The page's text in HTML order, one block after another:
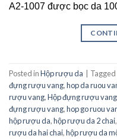
A2-1007 được bọc da
Posted inHộp rượu da Tagged
đựng rượu vang,hop da ruou
rượu vang,Hộp đựng rượu vang
đựng rượu vang,hop go ruou
hộp rượu da,hộp rượu da 2 chai,
rượu da hai chai,hộp rượu da